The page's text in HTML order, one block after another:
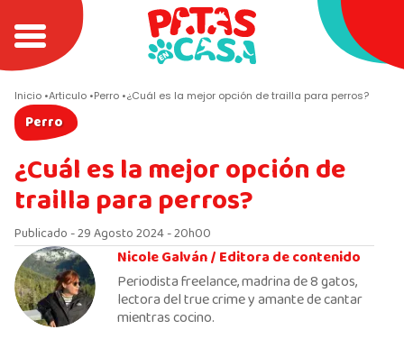
Inicio Articulo Perro ¿Cuál es la mejor opción de trailla para perros?
Perro
¿Cuál es la mejor opción de
trailla para perros?
Publicado - 29 Agosto 2024 - 20h00
Nicole Galván /Editora de contenido
Periodista freelance, madrina de 8 gatos,
lectora del true crime y amante de cantar
mientras cocino.